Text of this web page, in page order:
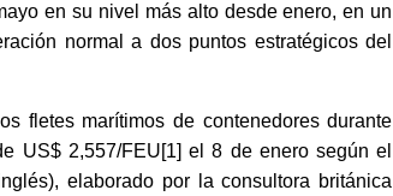
en su nivel más alto desde enero, en un
normal a dos puntos estratégicos del
fletes marítimos de contenedores durante
US$ 2,557/FEU[1] el 8 de enero según el
elaborado por la consultora británica